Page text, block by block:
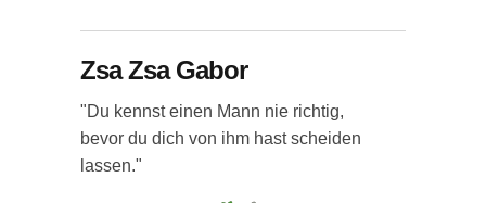
Zsa Zsa Gabor
"Du kennst einen Mann nie richtig,
bevor du dich von ihm hast scheiden
lassen."